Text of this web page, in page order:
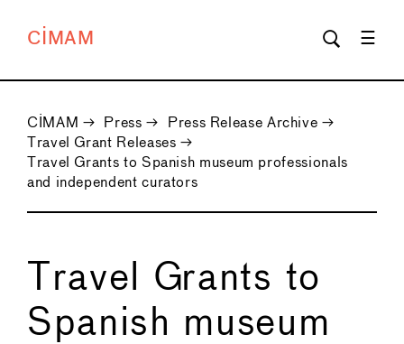
CIMAM
CIMAM → Press → Press Release Archive →
Travel Grant Releases →
Travel Grants to Spanish museum professionals
and independent curators
Travel Grants to
Spanish museum